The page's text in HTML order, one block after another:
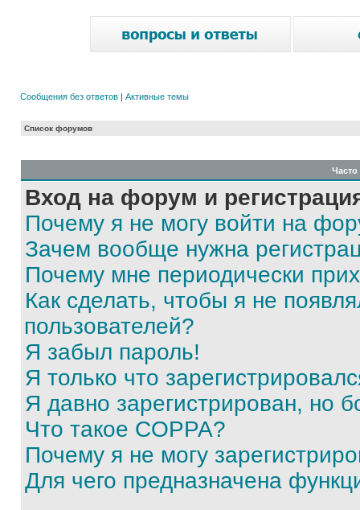
Сообщения без ответов | Активные темы
Список форумов
Вход на форум и
Почему я не могу войти на
Зачем вообще нужна
Почему мне периодически
Как сделать, чтобы я не
пользователей?
Я забыл пароль!
Я только что
Я давно зарегистрирован, но
Что такое COPPA?
Почему я не могу
Для чего предназначена